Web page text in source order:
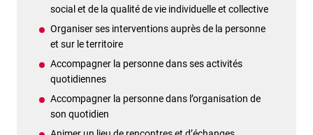
social et de la qualité de vie individuelle et collective
Organiser ses interventions auprès de la personne
et sur le territoire
Accompagner la personne dans ses activités
quotidiennes
Accompagner la personne dans l’organisation de
son quotidien